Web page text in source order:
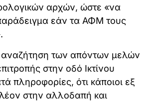
αρχών, ώστε «να
εάν τα ΑΦΜ τους
αναζήτηση των απόντων μελών
στην οδό Ικτίνου
πληροφορίες, ότι κάποιοι εξ
στην αλλοδαπή και